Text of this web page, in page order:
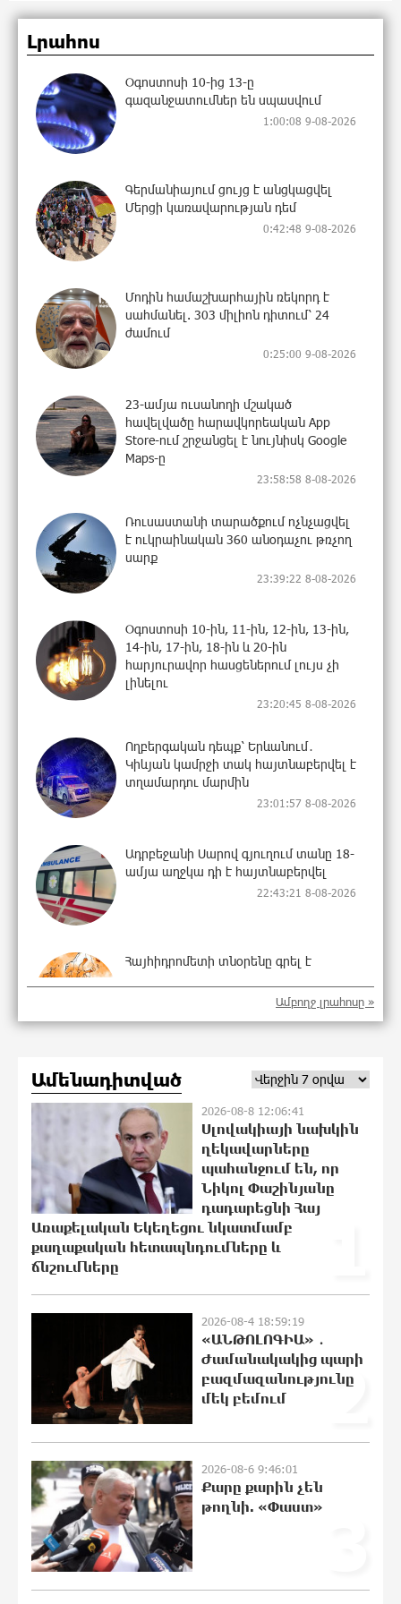
Լրահոս
Օգոստոսի 10-ից 13-ը
գազանջատումներ են սպասվում
1:00:08 9-08-2026
Գերմանիայում ցույց է անցկացվել
Մերցի կառավարության դեմ
0:42:48 9-08-2026
Մոդին համաշխարհային ռեկորդ է
սահմանել. 303 միլիոն դիտում՝ 24
ժամում
0:25:00 9-08-2026
23-ամյա ուսանողի մշակած
հավելվածը հարավկորեական App
Store-ում շրջանցել է նույնիսկ Google
Maps-ը
23:58:58 8-08-2026
Ռուսաստանի տարածքում ոչնչացվել
է ուկրաինական 360 անօդաչու թռչող
սարք
23:39:22 8-08-2026
Օգոստոսի 10-ին, 11-ին, 12-ին, 13-ին,
14-ին, 17-ին, 18-ին և 20-ին
հարյուրավոր հասցեներում լույս չի
լինելու
23:20:45 8-08-2026
Ողբերգական դեպք՝ Երևանում․
Կիևյան կամրջի տակ հայտնաբերվել է
տղամարդու մարմին
23:01:57 8-08-2026
Ադրբեջանի Սարով գյուղում տանը 18-
ամյա աղջկա դի է հայտնաբերվել
22:43:21 8-08-2026
Հայհիդրոմետի տնօրենը գրել է
Արտակարգ դեպք՝ Երևանում․ կոտրել
են «Հույս բոլոր մարդկանց»
հիմնադրամի շենքի պատուհաններն
ու դռները
22:07:09 8-08-2026
Ալիևն ու Թրամփը հեռախոսազրույց
են ունեցել
21:48:41 8-08-2026
«Ինտեր»-ը հաղթեց «Յուվենտուս»-ին
Քրեական վարույթի շրջանակում
անձի անձնական և ընտանեկան
անթույլատրելի է. ՄԻՊ
21:10:46 8-08-2026
Զելենսկին ու Վուչիչը քննարկել են
համագործակցությունն ընդլայնելու
հնարավորությունները
20:51:38 8-08-2026
Ամբողջ լրահոսը »
Ամենադիտված
2026-08-8 12:06:41
Սլովակիայի նախկին
ղեկավարները
պահանջում են, որ
Նիկոլ Փաշինյանը
դադարեցնի Հայ
Առաքելական Եկեղեցու նկատմամբ
քաղաքական հետապնդումները և
ճնշումները
2
2026-08-4 18:59:19
«ԱՆԹՈԼՈԳԻԱ» ․
Ժամանակակից պարի
բազմազանությունը
մեկ բեմում
2026-08-6 9:46:01
Քարը քարին չեն
թողնի. «Փաստ»